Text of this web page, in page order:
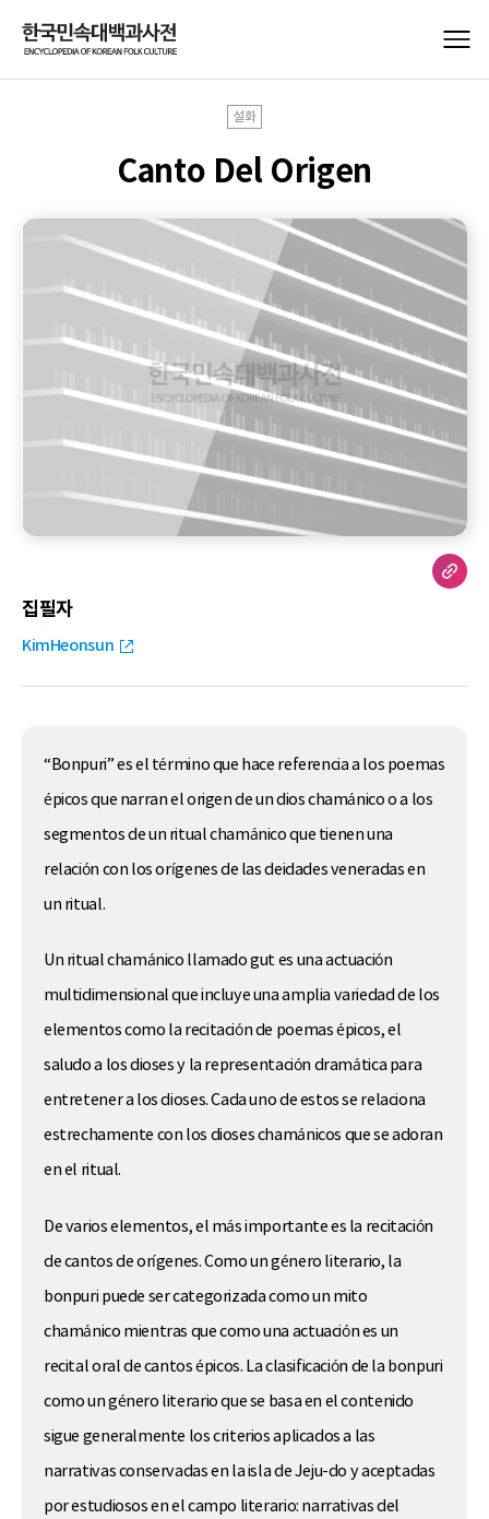
설화
Canto Del Origen
집필자
KimHeonsun
“Bonpuri” es el término que hace referencia a los poemas
épicos que narran el origen de un dios chamánico o a los
segmentos de un ritual chamánico que tienen una
relación con los orígenes de las deidades veneradas en
un ritual.
Un ritual chamánico llamado gut es una actuación
multidimensional que incluye una amplia variedad de los
elementos como la recitación de poemas épicos, el
saludo a los dioses y la representación dramática para
entretener a los dioses. Cada uno de estos se relaciona
estrechamente con los dioses chamánicos que se adoran
en el ritual.
De varios elementos, el más importante es la recitación
de cantos de orígenes. Como un género literario, la
bonpuri puede ser categorizada como un mito
chamánico mientras que como una actuación es un
recital oral de cantos épicos. La clasificación de la bonpuri
como un género literario que se basa en el contenido
sigue generalmente los criterios aplicados a las
narrativas conservadas en la isla de Jeju-do y aceptadas
por estudiosos en el campo literario: narrativas del